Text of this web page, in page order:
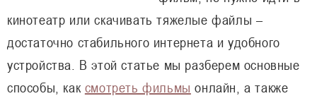
кинотеатр или скачивать тяжелые файлы –
достаточно стабильного интернета и удобного
устройства. В этой статье мы разберем основные
способы, как смотреть фильмы онлайн, а также